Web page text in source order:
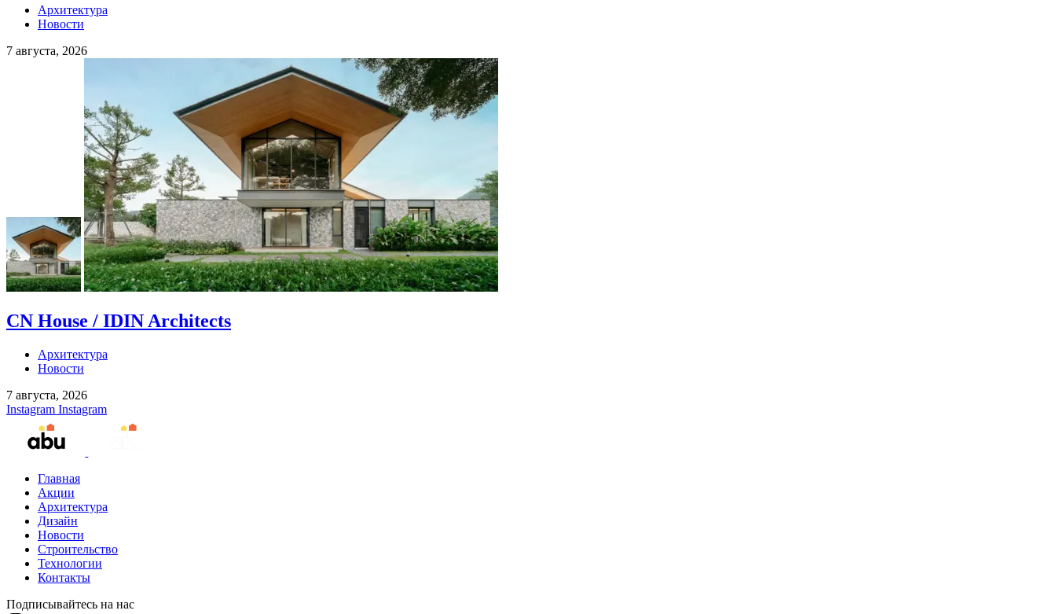
Архитектура
Новости
7 августа, 2026
CN House / IDIN Architects
Архитектура
Новости
7 августа, 2026
Instagram Instagram
Главная
Акции
Архитектура
Дизайн
Новости
Строительство
Технологии
Контакты
Подписывайтесь на нас